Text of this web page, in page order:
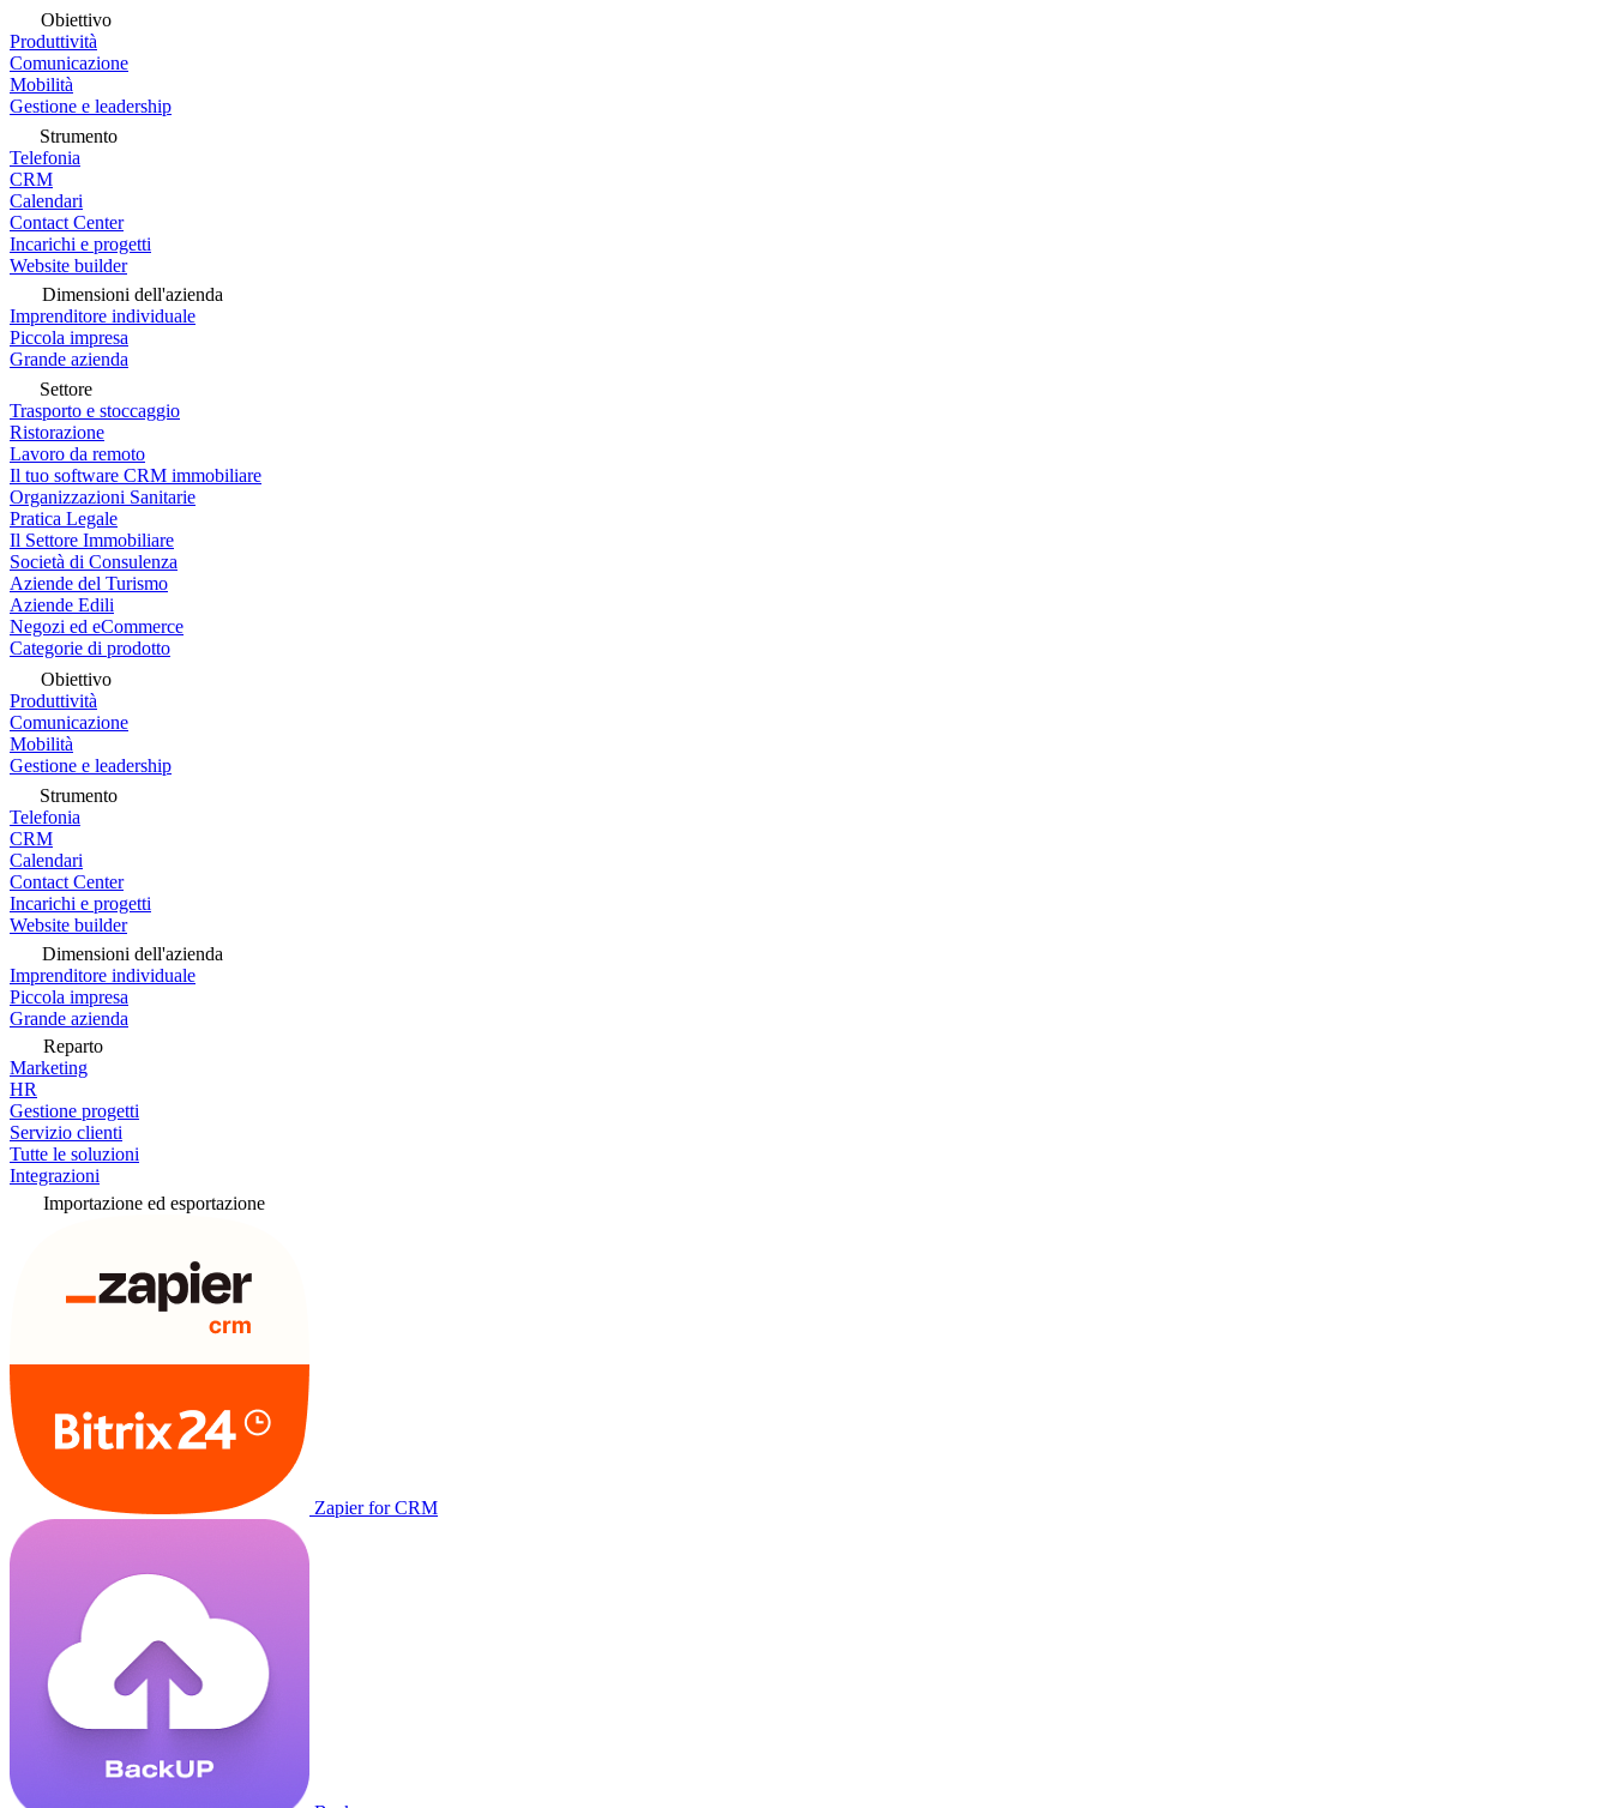
Obiettivo
Produttività
Comunicazione
Mobilità
Gestione e leadership
Strumento
Telefonia
CRM
Calendari
Contact Center
Incarichi e progetti
Website builder
Dimensioni dell'azienda
Imprenditore individuale
Piccola impresa
Grande azienda
Settore
Trasporto e stoccaggio
Ristorazione
Lavoro da remoto
Il tuo software CRM immobiliare
Organizzazioni Sanitarie
Pratica Legale
Il Settore Immobiliare
Società di Consulenza
Aziende del Turismo
Aziende Edili
Negozi ed eCommerce
Categorie di prodotto
Obiettivo
Produttività
Comunicazione
Mobilità
Gestione e leadership
Strumento
Telefonia
CRM
Calendari
Contact Center
Incarichi e progetti
Website builder
Dimensioni dell'azienda
Imprenditore individuale
Piccola impresa
Grande azienda
Reparto
Marketing
HR
Gestione progetti
Servizio clienti
Tutte le soluzioni
Integrazioni
Importazione ed esportazione
Zapier for CRM